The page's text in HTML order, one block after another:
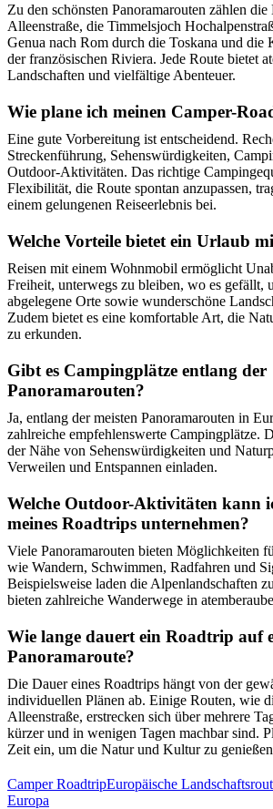
Zu den schönsten Panoramarouten zählen die
Alleenstraße, die Timmelsjoch
Genua nach Rom durch die Toskana und die
der französischen Riviera. Jede Route bietet
Landschaften und vielfältige Abenteuer.
Wie plane ich meinen Camper-
Eine gute Vorbereitung ist entscheidend.
Streckenführung, Sehenswürdigkeiten,
Outdoor-Aktivitäten. Das richtige
Flexibilität, die Route spontan anzupassen,
einem gelungenen Reiseerlebnis bei.
Welche Vorteile bietet ein Urlaub
Reisen mit einem Wohnmobil ermöglicht
Freiheit, unterwegs zu bleiben, wo es gefällt,
abgelegene Orte sowie wunderschöne
Zudem bietet es eine komfortable Art, die
zu erkunden.
Gibt es Campingplätze entlang der
Panoramarouten?
Ja, entlang der meisten Panoramarouten in
zahlreiche empfehlenswerte Campingplätze.
der Nähe von Sehenswürdigkeiten und
Verweilen und Entspannen einladen.
Welche Outdoor-Aktivitäten kann
meines Roadtrips unternehmen?
Viele Panoramarouten bieten Möglichkeiten
wie Wandern, Schwimmen, Radfahren und
Beispielsweise laden die Alpenlandschaften
bieten zahlreiche Wanderwege in
Wie lange dauert ein Roadtrip auf
Panoramaroute?
Die Dauer eines Roadtrips hängt von der
individuellen Plänen ab. Einige Routen, wie
Alleenstraße, erstrecken sich über mehrere
kürzer und in wenigen Tagen machbar sind.
Zeit ein, um die Natur und Kultur zu
Camper RoadtripEuropäische
Europa